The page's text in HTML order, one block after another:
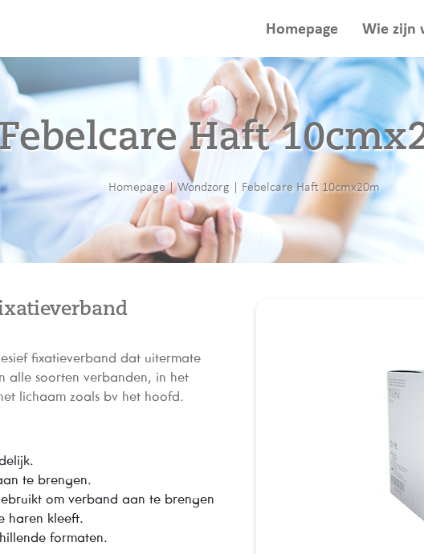
Homepage Wie zijn
Haft
Homepage|Wondzorg | Febelcare Haft 10cmx20m
fixatieverband dat uitermate
alle soorten verbanden, in het
lichaam zoals bv het hoofd.
te brengen.
om verband aan te brengen
haren kleeft.
formaten.